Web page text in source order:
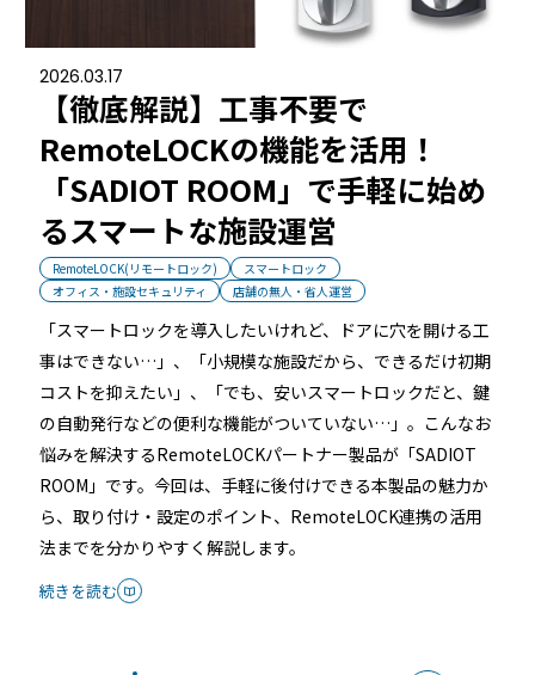
2026.03.17
【徹底解説】工事不要で
RemoteLOCKの機能を活用！
「SADIOT ROOM」で手軽に始め
るスマートな施設運営
RemoteLOCK(リモートロック)
スマートロック
オフィス・施設セキュリティ
店舗の無人・省人運営
「スマートロックを導入したいけれど、ドアに穴を開ける工
事はできない…」、「小規模な施設だから、できるだけ初期
コストを抑えたい」、「でも、安いスマートロックだと、鍵
の自動発行などの便利な機能がついていない…」。こんなお
悩みを解決するRemoteLOCKパートナー製品が「SADIOT
ROOM」です。今回は、手軽に後付けできる本製品の魅力か
ら、取り付け・設定のポイント、RemoteLOCK連携の活用
法までを分かりやすく解説します。
続きを読む